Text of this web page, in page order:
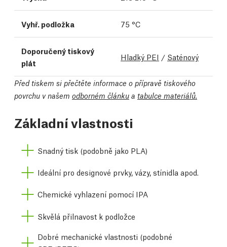
Vyhř. podložka 75 °C
Doporučený tiskový
plát
Hladký PEI / Saténový
Před tiskem si přečtěte informace o přípravě tiskového
povrchu v našem odborném článku a tabulce materiálů.
Základní vlastnosti
Snadný tisk (podobně jako PLA)
Ideální pro designové prvky, vázy, stínidla apod.
Chemické vyhlazení pomocí IPA
Skvělá přilnavost k podložce
Dobré mechanické vlastnosti (podobné